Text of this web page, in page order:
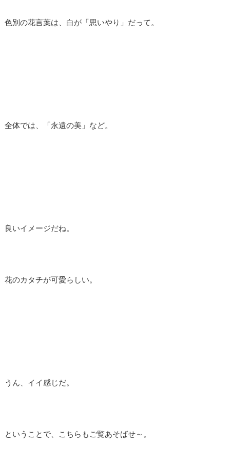
色別の花言葉は、白が「思いやり」だって。
全体では、「永遠の美」など。
良いイメージだね。
花のカタチが可愛らしい。
うん、イイ感じだ。
ということで、こちらもご覧あそばせ～。